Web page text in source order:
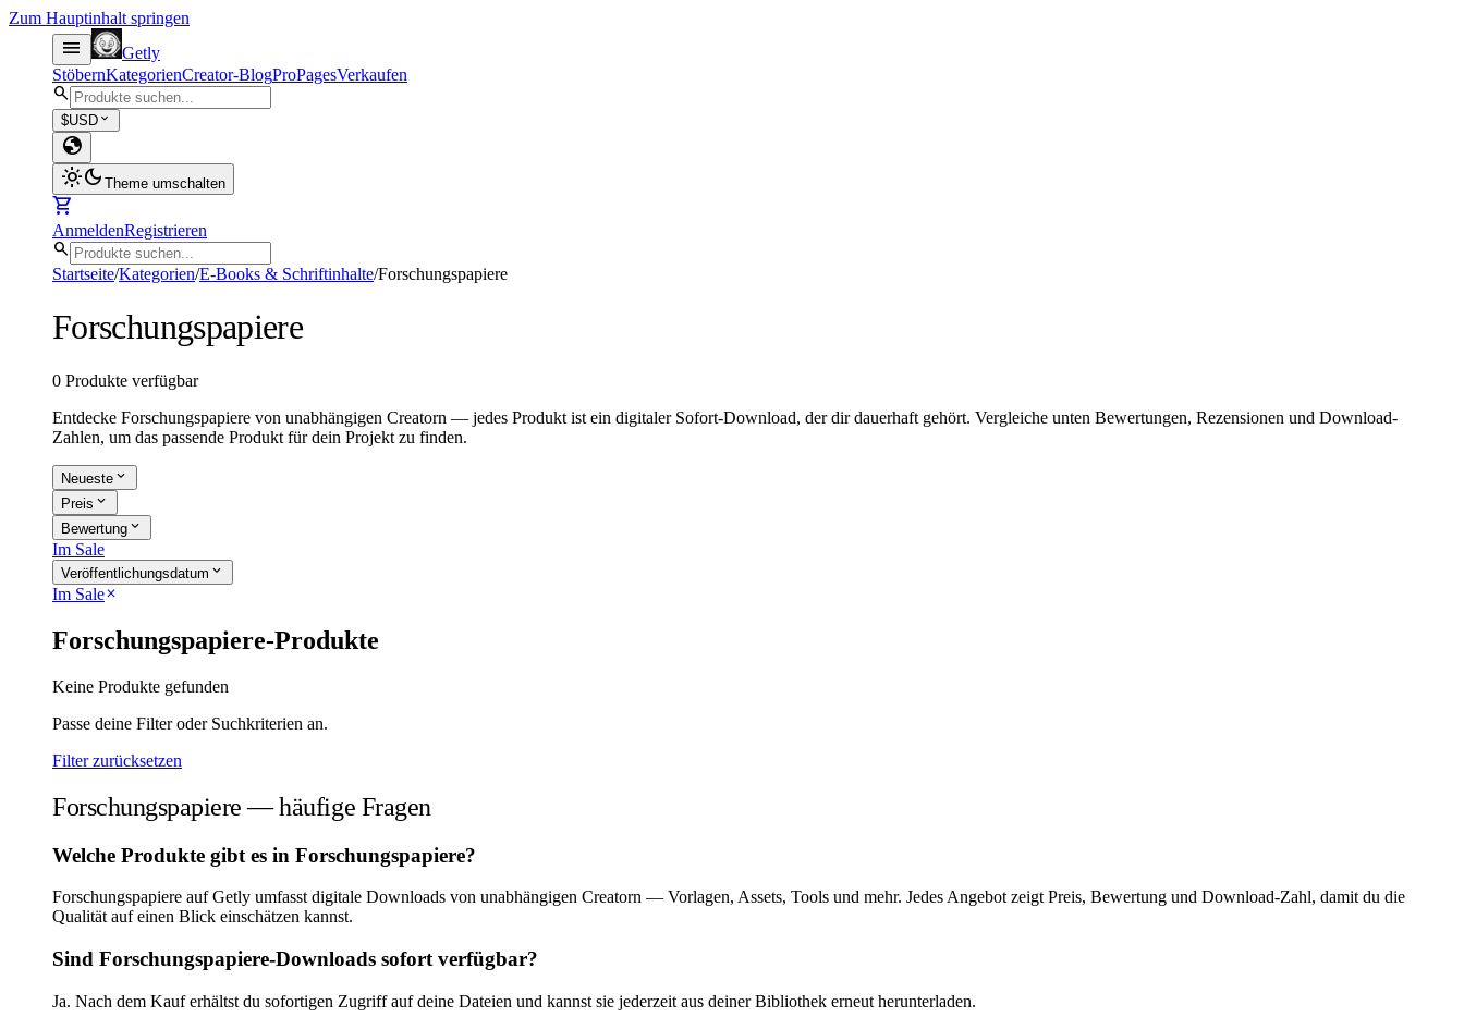
Zum Hauptinhalt springen
menu
Getly
StöbernKategorienCreator-BlogProPagesVerkaufen
search
$USD expand_more
globe
light_modedark_mode Theme umschalten
shopping_cart
AnmeldenRegistrieren
search
Startseite/Kategorien/E-Books & Schriftinhalte/Forschungspapiere
Forschungspapiere
0 Produkte verfügbar
Entdecke Forschungspapiere von unabhängigen Creatorn — jedes Produkt ist ein digitaler Sofort-Download, der dir dauerhaft gehört. Vergleiche unten Bewertungen, Rezensionen und Download-
Zahlen, um das passende Produkt für dein Projekt zu finden.
Neueste expand_more
Preis expand_more
Bewertung expand_more
Im Sale
Veröffentlichungsdatum expand_more
Im Saleclose
Forschungspapiere-Produkte
Keine Produkte gefunden
Passe deine Filter oder Suchkriterien an.
Filter zurücksetzen
Forschungspapiere — häufige Fragen
Welche Produkte gibt es in Forschungspapiere?
Forschungspapiere auf Getly umfasst digitale Downloads von unabhängigen Creatorn — Vorlagen, Assets, Tools und mehr. Jedes Angebot zeigt Preis, Bewertung und Download-Zahl, damit du die
Qualität auf einen Blick einschätzen kannst.
Sind Forschungspapiere-Downloads sofort verfügbar?
Ja. Nach dem Kauf erhältst du sofortigen Zugriff auf deine Dateien und kannst sie jederzeit aus deiner Bibliothek erneut herunterladen.